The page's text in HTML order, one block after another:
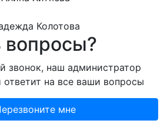
Колотова
вопросы?
звонок, наш администратор
на все ваши вопросы
мне